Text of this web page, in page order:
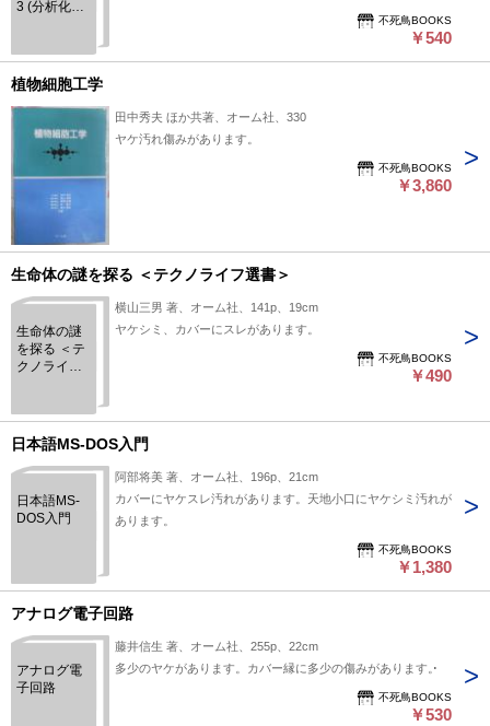
3 (分析化
不死鳥BOOKS
￥540
植物細胞工学
田中秀夫 ほか共著、オーム社、330
ヤケ汚れ傷みがあります。
不死鳥BOOKS
￥3,860
生命体の謎を探る ＜テクノライフ選書＞
生命体の謎
を探る ＜テ
クノライフ
横山三男 著、オーム社、141p、19cm
ヤケシミ、カバーにスレがあります。
不死鳥BOOKS
￥490
日本語MS-DOS入門
日本語MS-
DOS入門
阿部将美 著、オーム社、196p、21cm
カバーにヤケスレ汚れがあります。天地小口にヤケシミ汚れが
あります。
不死鳥BOOKS
￥1,380
アナログ電子回路
アナログ電
子回路
藤井信生 著、オーム社、255p、22cm
多少のヤケがあります。カバー縁に多少の傷みがあります。
不死鳥BOOKS
￥530